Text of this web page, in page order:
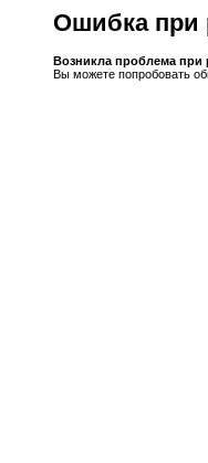
Ошибка при
Возникла проблема при
Вы можете попробовать